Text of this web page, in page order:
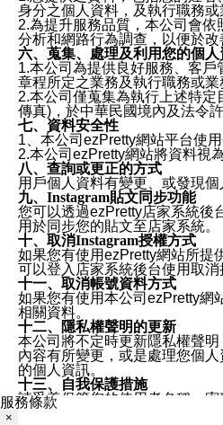
身分之個人資料，及執行職務
2.為提升服務品質，本公司會
分析和網路行為調查，以便於
六、蒐集、處理及利用您的個
1.本公司為提供良好服務、客
章程所定之業務及執行職務或
2.本公司僅蒐集為執行上述特
傳真)，於中華民國境內及法令
七、資料安全性
1、本公司ezPretty網站平台使
2.本公司ezPretty網站將資料視
八、查詢或更正的方式
用戶個人資料有變更、或發現
九、Instagram貼文同步功能
您可以透過ezPretty店家系統後
用於同步您的貼文至店家系統。
十、取消Instagram授權方式
如果您有使用ezPretty網站所提
可以登入店家系統後台使用取
十一、取消帳號資料方式
如果您有使用本公司ezPretty網
相關資料。
十二、隱私權聲明的更新
本公司將不定時更新隱私權聲
內容有所變更，或是處理您個
的個人資訊。
十三、自我保護措施
請妥善保管您的使用者名稱、
窗，以防止他人讀取您的個人資
服務條款
×